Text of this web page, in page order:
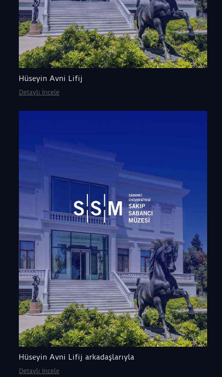
Hüseyin Avni Lifij
Detaylı İncele
Hüseyin Avni Lifij arkadaşlarıyla
Detaylı İncele